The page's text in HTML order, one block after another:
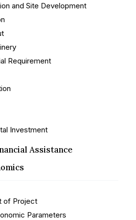
and Site Development
Requirement
Investment
Assistance
of Project
Parameters